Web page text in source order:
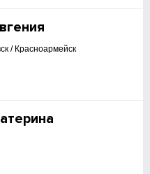
/ Красноармейск